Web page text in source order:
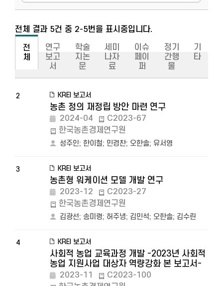
전체 결과 5건 중 2-5번을 표시중입니다.
전
체
연구
보고
서
학술
지논
문
세미
나자
료
이슈
페이
퍼
정기
간행
물
기
타
2 KREI 보고서
농촌 정의 재정립 방안 마련 연구
2024-04
C2023-67
한국농촌경제연구원
성주인; 한이철; 민경찬; 오한솔; 유서영
3 KREI 보고서
농촌형 워케이션 모델 개발 연구
2023-12
C2023-27
한국농촌경제연구원
김광선; 송미령; 허주녕; 김민석; 오한솔; 김수린
4 KREI 보고서
사회적 농업 교육과정 개발 -2023년 사회적
농업 지원사업 대상자 역량강화 본 보고서-
2023-11
C2023-100